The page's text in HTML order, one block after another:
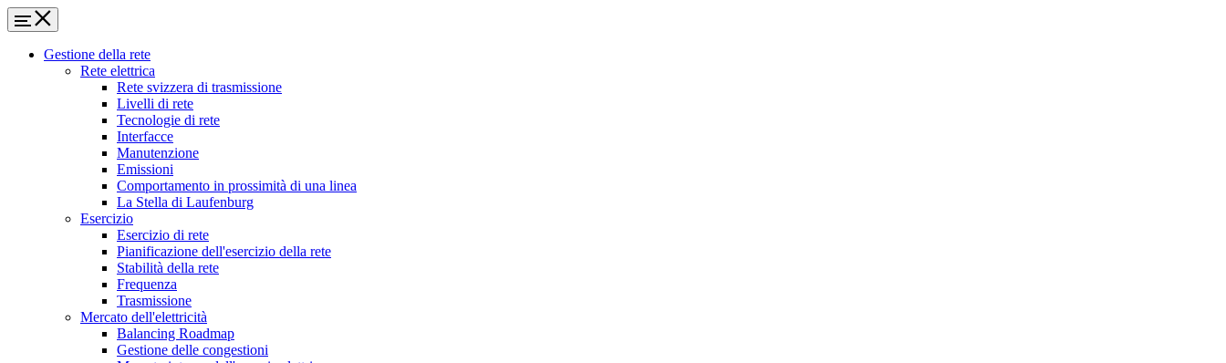
Gestione della rete
Rete elettrica
Rete svizzera di trasmissione
Livelli di rete
Tecnologie di rete
Interfacce
Manutenzione
Emissioni
Comportamento in prossimità di una linea
La Stella di Laufenburg
Esercizio
Esercizio di rete
Pianificazione dell'esercizio della rete
Stabilità della rete
Frequenza
Trasmissione
Mercato dell'elettricità
Balancing Roadmap
Gestione delle congestioni